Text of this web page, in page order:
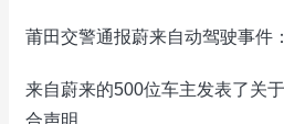
莆田交警通报蔚来自动驾驶事件
来自蔚来的500位车主发表了关
合声明